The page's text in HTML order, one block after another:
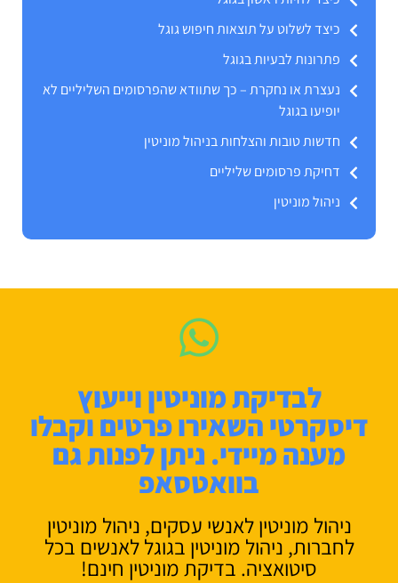
כיצד לשלוט על תוצאות חיפוש גוגל
פתרונות לבעיות בגוגל
נעצרת או נחקרת – כך שתוודא שהפרסומים השליליים לא
יופיעו בגוגל
חדשות טובות והצלחות בניהול מוניטין
דחיקת פרסומים שליליים
ניהול מוניטין
לבדיקת מוניטין וייעוץ
דיסקרטי השאירו פרטים וקבלו
מענה מיידי. ניתן לפנות גם
בוואטסאפ
ניהול מוניטין לאנשי עסקים, ניהול מוניטין
לחברות, ניהול מוניטין בגוגל לאנשים בכל
סיטואציה. בדיקת מוניטין חינם!